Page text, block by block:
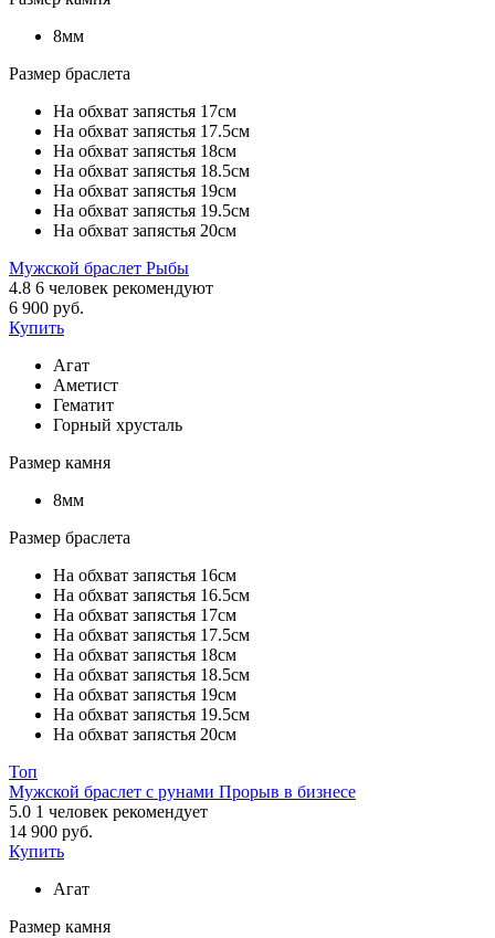
8мм
Размер браслета
На обхват запястья 17см
На обхват запястья 17.5см
На обхват запястья 18см
На обхват запястья 18.5см
На обхват запястья 19см
На обхват запястья 19.5см
На обхват запястья 20см
Мужской браслет Рыбы
4.8 6 человек рекомендуют
6 900 руб.
Купить
Агат
Аметист
Гематит
Горный хрусталь
Размер камня
8мм
Размер браслета
На обхват запястья 16см
На обхват запястья 16.5см
На обхват запястья 17см
На обхват запястья 17.5см
На обхват запястья 18см
На обхват запястья 18.5см
На обхват запястья 19см
На обхват запястья 19.5см
На обхват запястья 20см
Топ
Мужской браслет с рунами Прорыв в бизнесе
5.0 1 человек рекомендует
14 900 руб.
Купить
Агат
Размер камня